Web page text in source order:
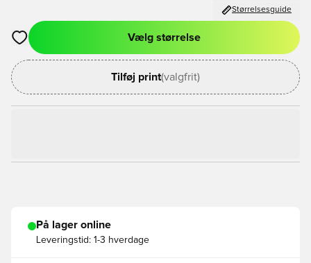
Størrelsesguide
Åbner en Modal til at logge ind eller tilmelde dig som medlem
Vælg størrelse
Tilføj print(valgfrit)
På lager online
Leveringstid: 1-3 hverdage